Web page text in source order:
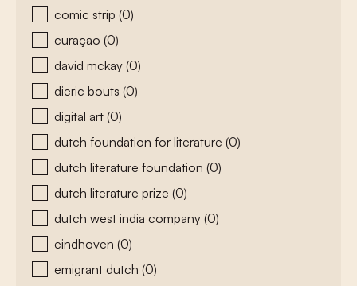
comic strip (0)
curaçao (0)
david mckay (0)
dieric bouts (0)
digital art (0)
dutch foundation for literature (0)
dutch literature foundation (0)
dutch literature prize (0)
dutch west india company (0)
eindhoven (0)
emigrant dutch (0)